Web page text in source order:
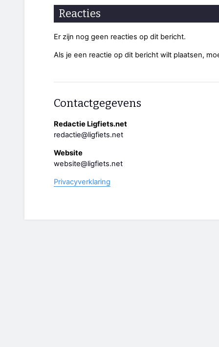
Reacties
Er zijn nog geen reacties op dit bericht.
Als je een reactie op dit bericht wilt plaatsen,
Contactgegevens
Redactie Ligfiets.net
redactie@ligfiets.net
Website
website@ligfiets.net
Privacyverklaring